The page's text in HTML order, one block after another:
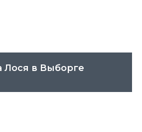
Лося в Выборге